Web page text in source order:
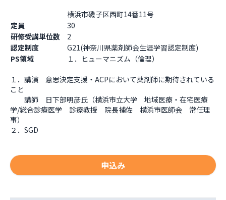
横浜市磯子区西町14番11号
定員
30
研修受講単位数
2
認定制度
G21(神奈川県薬剤師会生涯学習認定制度)
PS領域
１．ヒューマニズム（倫理）
１．講演　意思決定支援・ACPにおいて薬剤師に期待されている
こと
講師　日下部明彦氏（横浜市立大学　地域医療・在宅医療
学/総合診療医学　診療教授　院長補佐　横浜市医師会　常任理
事）
２．SGD
申込み